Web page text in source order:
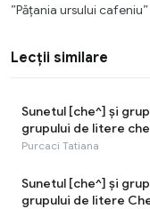
”Păţania ursului
Lecții similare
Sunetul [che^] şi
grupului de litere
grupul de litere che
Purcaci Tatiana
Sunetul [che^] şi
grupului de litere